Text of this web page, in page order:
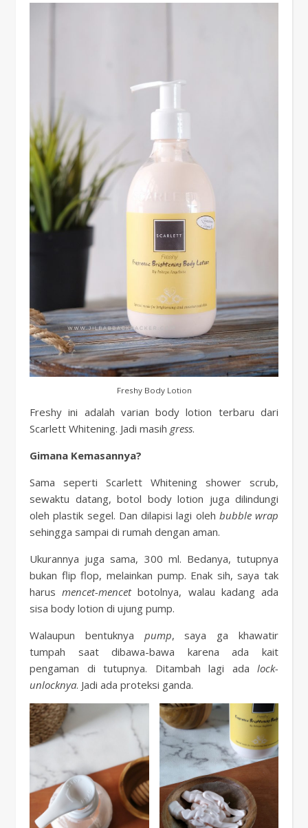
Freshy Body Lotion
Freshy ini adalah varian body lotion terbaru dari
Scarlett Whitening. Jadi masih gress.
Gimana Kemasannya?
Sama seperti Scarlett Whitening shower scrub,
sewaktu datang, botol body lotion juga dilindungi
oleh plastik segel. Dan dilapisi lagi oleh bubble wrap
sehingga sampai di rumah dengan aman.
Ukurannya juga sama, 300 ml. Bedanya, tutupnya
bukan flip flop, melainkan pump. Enak sih, saya tak
harusmencet-mencetbotolnya, walau kadang ada
sisa body lotion di ujung pump.
Walaupun bentuknya pump, saya ga khawatir
tumpah saat dibawa-bawa karena ada kait
pengaman di tutupnya. Ditambah lagi ada lock-
unlocknya. Jadi ada proteksi ganda.